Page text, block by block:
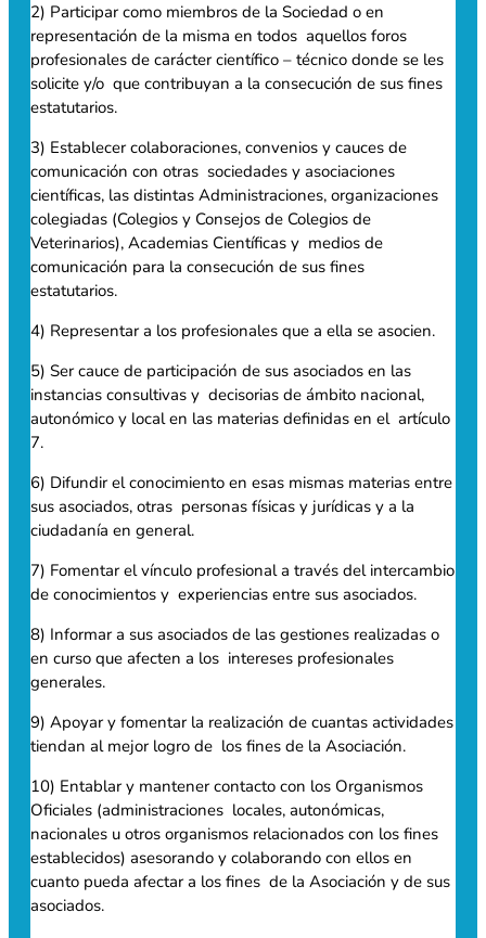
2) Participar como miembros de la Sociedad o en
representación de la misma en todos aquellos foros
profesionales de carácter científico – técnico donde se les
solicite y/o que contribuyan a la consecución de sus fines
estatutarios.
3) Establecer colaboraciones, convenios y cauces de
comunicación con otras sociedades y asociaciones
científicas, las distintas Administraciones, organizaciones
colegiadas (Colegios y Consejos de Colegios de
Veterinarios), Academias Científicas y medios de
comunicación para la consecución de sus fines
estatutarios.
4) Representar a los profesionales que a ella se asocien.
5) Ser cauce de participación de sus asociados en las
instancias consultivas y decisorias de ámbito nacional,
autonómico y local en las materias definidas en el artículo
7.
6) Difundir el conocimiento en esas mismas materias entre
sus asociados, otras personas físicas y jurídicas y a la
ciudadanía en general.
7) Fomentar el vínculo profesional a través del intercambio
de conocimientos y experiencias entre sus asociados.
8) Informar a sus asociados de las gestiones realizadas o
en curso que afecten a los intereses profesionales
generales.
9) Apoyar y fomentar la realización de cuantas actividades
tiendan al mejor logro de los fines de la Asociación.
10) Entablar y mantener contacto con los Organismos
Oficiales (administraciones locales, autonómicas,
nacionales u otros organismos relacionados con los fines
establecidos) asesorando y colaborando con ellos en
cuanto pueda afectar a los fines de la Asociación y de sus
asociados.